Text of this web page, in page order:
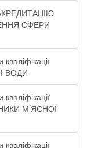
СФЕРИ
ВОДИ
М’ЯСНОЇ